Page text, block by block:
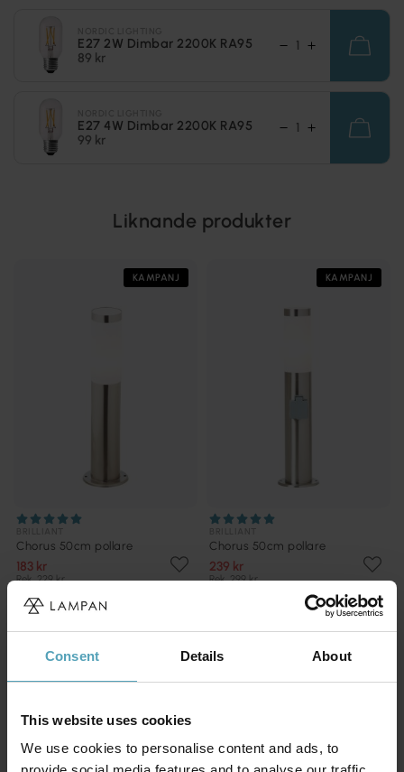
Consent Details About
This website uses cookies
We use cookies to personalise content and ads, to
E27 2W Dimbar 2200K RA95
89 kr
E27 4W Dimbar 2200K RA95
99 kr
Liknande produkter
KAMPANJ
Chorus 50cm pollare
183 kr
Rek. 229 kr
KAMPANJ
Chorus 50cm pollare
239 kr
Rek. 299 kr
KAMPANJ KAMPANJ